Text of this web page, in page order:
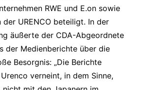
RWE und E.on sowie
der URENCO beteiligt. In der
äußerte der CDA-Abgeordnete
der Medienberichte über die
Besorgnis: „Die Berichte
verneint, in dem Sinne,